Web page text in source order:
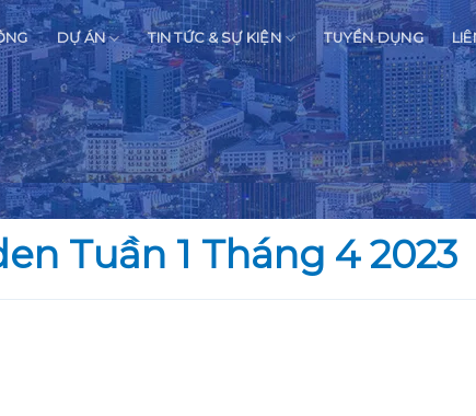
DỰ ÁN TIN TỨC & SỰ KIỆN TUYỂN DỤNG
Tuần 1 Tháng 4 2023